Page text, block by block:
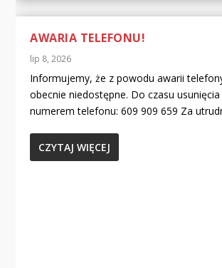
AWARIA TELEFONU!
lip 8, 2026
Informujemy, że z powodu awarii
obecnie niedostępne. Do czasu
numerem telefonu: 609 909 659 Za
CZYTAJ WIĘCEJ